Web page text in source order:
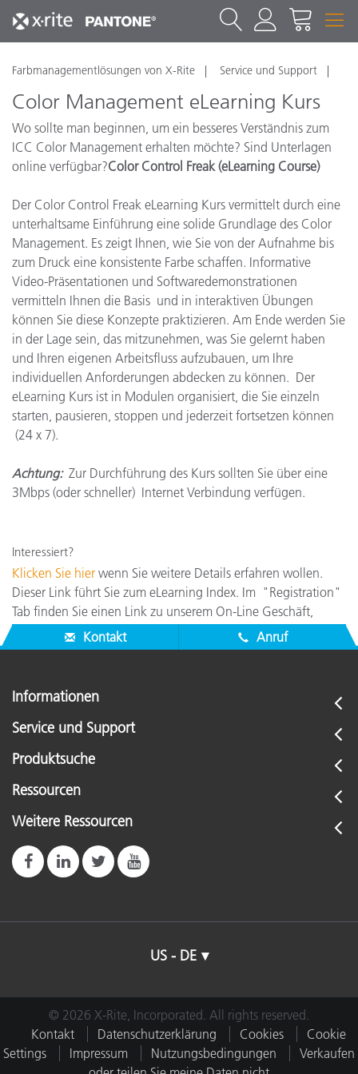
Farbmanagementlösungen von X-Rite Service und Support
Color Management eLearning Kurs
Wo sollte man beginnen, um ein besseres Verständnis zum
ICC Color Management erhalten möchte? Sind Unterlagen
online verfügbar?Color Control Freak (eLearning Course)
Der Color Control Freak eLearning Kurs vermittelt durch eine
unterhaltsame Einführung eine solide Grundlage des Color
Management. Es zeigt Ihnen, wie Sie von der Aufnahme bis
zum Druck eine konsistente Farbe schaffen. Informative
Video-Präsentationen und Softwaredemonstrationen
vermitteln Ihnen die Basis und in interaktiven Übungen
können Sie diese Konzepte praktizieren. Am Ende werden Sie
in der Lage sein, das mitzunehmen, was Sie gelernt haben
und Ihren eigenen Arbeitsfluss aufzubauen, um Ihre
individuellen Anforderungen abdecken zu können. Der
eLearning Kurs ist in Modulen organisiert, die Sie einzeln
starten, pausieren, stoppen und jederzeit fortsetzen können
(24 x 7).
Achtung: Zur Durchführung des Kurs sollten Sie über eine
3Mbps (oder schneller) Internet Verbindung verfügen.
Interessiert?
Klicken Sie hier wenn Sie weitere Details erfahren wollen.
Dieser Link führt Sie zum eLearning Index. Im "Registration"
Tab finden Sie einen Link zu unserem On-Line Geschäft,
indem Sie diesen hochinteressanten Kurs buchen können.
Kontakt Anruf
Informationen
Service und Support
Produktsuche
Ressourcen
Weitere Ressourcen
US - DE
© 2026 X-Rite, Incorporated. All rights reserved.
Kontakt
Datenschutzerklärung Cookies
Cookie
Settings
Impressum Nutzungsbedingungen
Verkaufen